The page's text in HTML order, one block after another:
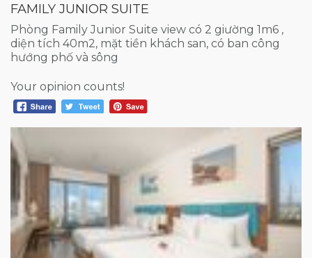
FAMILY JUNIOR SUITE
Phòng Family Junior Suite view có 2 giường 1m6 ,
diện tích 40m2, mặt tiền khách san, có ban công
hướng phố và sông
Your opinion counts!